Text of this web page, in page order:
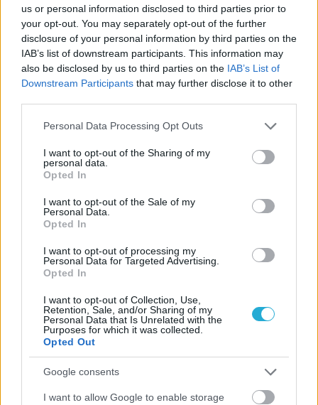
us or personal information disclosed to third parties prior to
your opt-out. You may separately opt-out of the further
disclosure of your personal information by third parties on the
IAB’s list of downstream participants. This information may
also be disclosed by us to third parties on the IAB’s List of
Downstream Participants that may further disclose it to other
Please note that this website/app uses one or more Google
not limited to your visit or usage behaviour. You may click to
grant or deny consent to Google and its third-party tags to
use your data for below specified purposes in below Google
consent section.
Personal Data Processing Opt Outs
I want to opt-out of the Sharing of my
personal data.
Opted In
I want to opt-out of the Sale of my
Personal Data.
Opted In
I want to opt-out of processing my
Personal Data for Targeted Advertising.
Opted In
I want to opt-out of Collection, Use,
Retention, Sale, and/or Sharing of my
Personal Data that Is Unrelated with the
Purposes for which it was collected.
Opted Out
Google consents
I want to allow Google to enable storage